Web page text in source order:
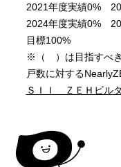
2021年度実績0%
2024年度実績0%
目標100%
※（ ）は目指すべき
戸数に対する
ＳＩＩ ＺＥＨビル